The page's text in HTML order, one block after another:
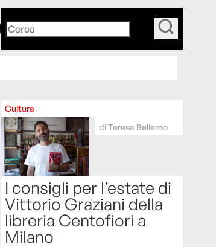
Cultura
diTeresa Bellemo
I consigli per l’estate di
Vittorio Graziani della
libreria Centofiori a
Milano